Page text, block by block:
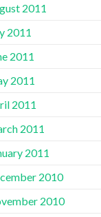
2011
2011
2011
2011
2011
2011
2011
2010
2010